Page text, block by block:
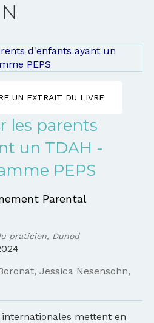
UN EXTRAIT DU LIVRE
les parents
un TDAH -
PEPS
Parental
praticien, Dunod
,Jessica Nesensohn,
mettent en